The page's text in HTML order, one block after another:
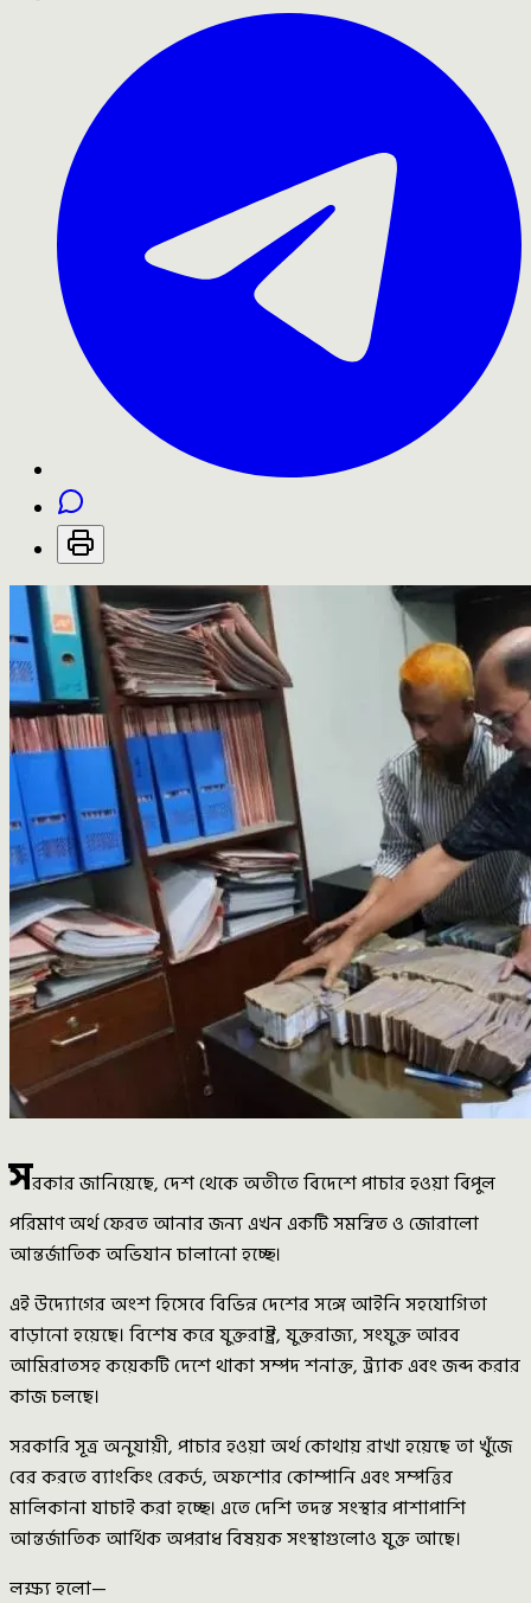
সরকার জানিয়েছে, দেশ থেকে অতীতে বিদেশে পাচার হওয়া বিপুল
পরিমাণ অর্থ ফেরত আনার জন্য এখন একটি সমন্বিত ও জোরালো
আন্তর্জাতিক অভিযান চালানো হচ্ছে।
এই উদ্যোগের অংশ হিসেবে বিভিন্ন দেশের সঙ্গে আইনি সহযোগিতা
বাড়ানো হয়েছে। বিশেষ করে যুক্তরাষ্ট্র, যুক্তরাজ্য, সংযুক্ত আরব
আমিরাতসহ কয়েকটি দেশে থাকা সম্পদ শনাক্ত, ট্র্যাক এবং জব্দ করার
কাজ চলছে।
সরকারি সূত্র অনুযায়ী, পাচার হওয়া অর্থ কোথায় রাখা হয়েছে তা খুঁজে
বের করতে ব্যাংকিং রেকর্ড, অফশোর কোম্পানি এবং সম্পত্তির
মালিকানা যাচাই করা হচ্ছে। এতে দেশি তদন্ত সংস্থার পাশাপাশি
আন্তর্জাতিক আর্থিক অপরাধ বিষয়ক সংস্থাগুলোও যুক্ত আছে।
লক্ষ্য হলো—